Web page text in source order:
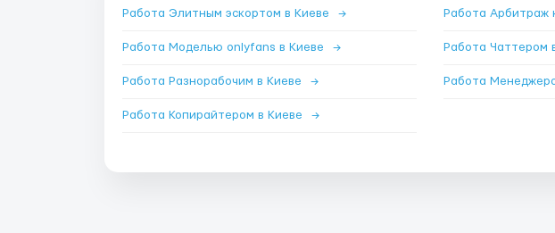
Работа Элитным эскортом в Киеве → Работа Арбитраж
Работа Моделью onlyfans в Киеве → Работа Чаттером
Работа Разнорабочим в Киеве → Работа
Работа Копирайтером в Киеве →